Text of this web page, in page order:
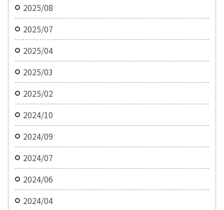
2025/08
2025/07
2025/04
2025/03
2025/02
2024/10
2024/09
2024/07
2024/06
2024/04